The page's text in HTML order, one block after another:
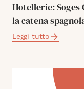
Hotellerie: Soges
la catena
Leggi tutto